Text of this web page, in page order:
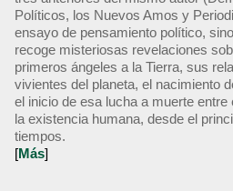
Políticos, los Nuevos Amos y
ensayo de pensamiento político,
recoge misteriosas revelaciones
primeros ángeles a la Tierra, sus
vivientes del planeta, el nacimiento
el inicio de esa lucha a muerte
la existencia humana, desde el
tiempos.
[Más]